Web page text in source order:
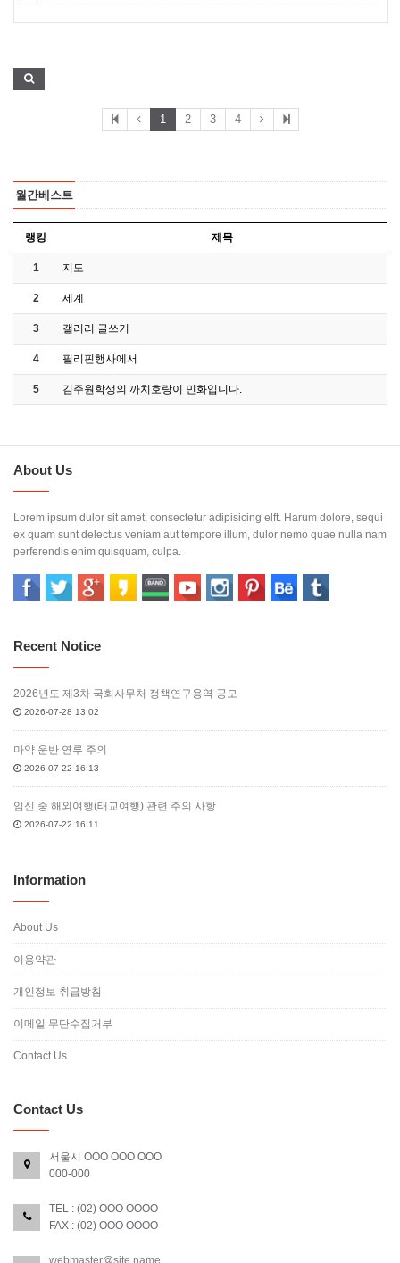
1 2 3 4
월간베스트
랭킹 제목
1 지도
2 세계
3 갤러리 글쓰기
4 필리핀행사에서
5 김주원학생의 까치호랑이 민화입니다.
About Us
Lorem ipsum dulor sit amet, consectetur adipisicing elft. Harum dolore, sequi
ex quam sunt delectus veniam aut tempore illum, dulor nemo quae nulla nam
perferendis enim quisquam, culpa.
Recent Notice
2026년도 제3차 국회사무처 정책연구용역 공모
2026-07-28 13:02
마약 운반 연루 주의
2026-07-22 16:13
임신 중 해외여행(태교여행) 관련 주의 사항
2026-07-22 16:11
Information
About Us
이용약관
개인정보 취급방침
이메일 무단수집거부
Contact Us
Contact Us
서울시 OOO OOO OOO
000-000
TEL : (02) OOO OOOO
FAX : (02) OOO OOOO
webmaster@site.name